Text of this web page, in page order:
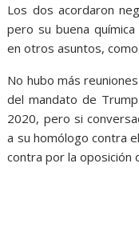
Los dos acordaron
pero su buena
en otros asuntos, como
No hubo más
del mandato de
2020, pero si
a su homólogo contra
contra por la oposición